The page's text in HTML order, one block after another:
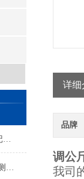
200NM手机APP蓝牙同步扭力记录扳手 实时蓝牙无线监测扭力扳手厂家
精密测力扭力扳手 便携式电子测力扳手 工厂装配电子扭矩扳手厂家
详细
品牌
调公
我司